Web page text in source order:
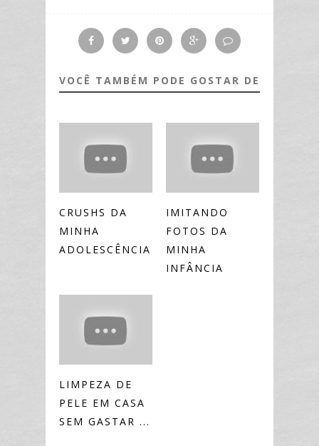
VOCÊ TAMBÉM PODE GOSTAR DE
CRUSHS DA
MINHA
ADOLESCÊNCIA
IMITANDO
FOTOS DA
MINHA
INFÂNCIA
LIMPEZA DE
PELE EM CASA
SEM GASTAR ...